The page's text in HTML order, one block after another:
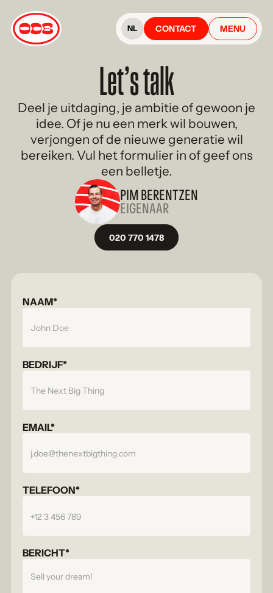
NL CONTACT MENU
Let’s talk
Deel je uitdaging, je ambitie of gewoon je
idee. Of je nu een merk wil bouwen,
verjongen of de nieuwe generatie wil
bereiken. Vul het formulier in of geef ons
een belletje.
PIM BERENTZEN
EIGENAAR
020 770 1478
NAAM*
BEDRIJF*
EMAIL*
TELEFOON*
BERICHT*